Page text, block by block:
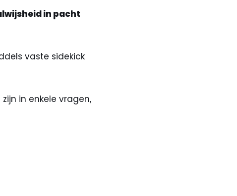
in pacht
vaste sidekick
in enkele vragen,